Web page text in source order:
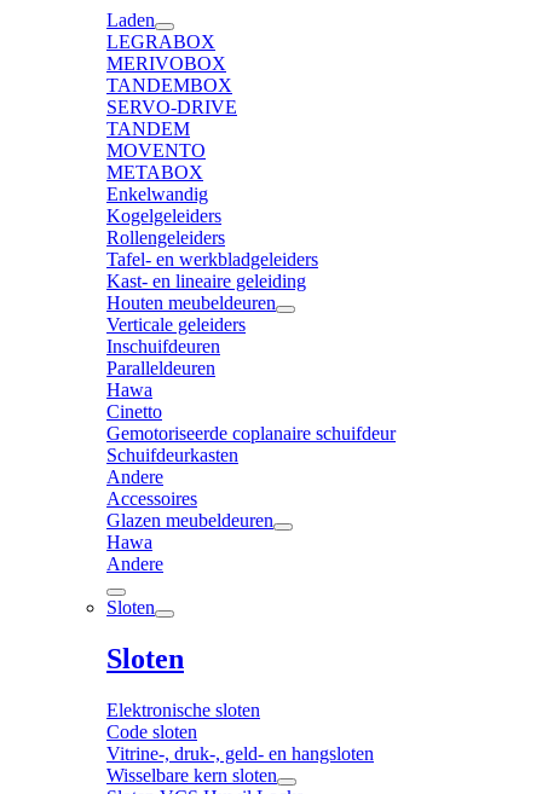
Laden
LEGRABOX
MERIVOBOX
TANDEMBOX
SERVO-DRIVE
TANDEM
MOVENTO
METABOX
Enkelwandig
Kogelgeleiders
Rollengeleiders
Tafel- en werkbladgeleiders
Kast- en lineaire geleiding
Houten meubeldeuren
Verticale geleiders
Inschuifdeuren
Paralleldeuren
Hawa
Cinetto
Gemotoriseerde coplanaire schuifdeur
Schuifdeurkasten
Andere
Accessoires
Glazen meubeldeuren
Hawa
Andere
Sloten
Sloten
Elektronische sloten
Code sloten
Vitrine-, druk-, geld- en hangsloten
Wisselbare kern sloten